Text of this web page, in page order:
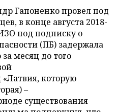
Гапоненко провел под
в конце августа 2018-
под подписку о
(ПБ) задержала
месяц до того
«Латвия, которую
–
существования